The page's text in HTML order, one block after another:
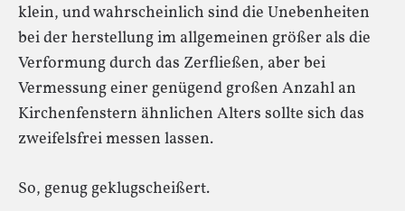
klein, und wahrscheinlich sind die Unebenheiten
bei der herstellung im allgemeinen größer als die
Verformung durch das Zerfließen, aber bei
Vermessung einer genügend großen Anzahl an
Kirchenfenstern ähnlichen Alters sollte sich das
zweifelsfrei messen lassen.
So, genug geklugscheißert.